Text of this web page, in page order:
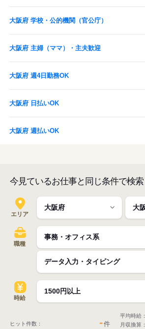
大阪府 学校・公的機関（官公庁）
大阪府 主婦（ママ）・主夫歓迎
大阪府 週4日勤務OK
大阪府 日払いOK
大阪府 週払いOK
今見ているお仕事と同じ条件で検索
エリア
職種
時給
ヒット件数： -件
平均時給：
月収換算：